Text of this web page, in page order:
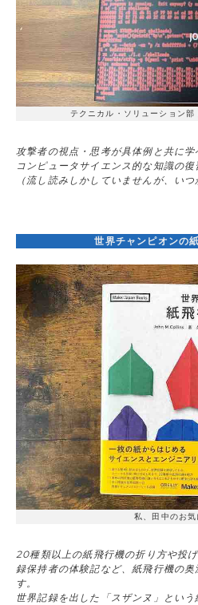
テクニカル・ソリューション部
攻撃者の視点・思考が具体例と共に学
コンピュータサイエンス的な知識の復
（流し読みしかしていませんが、いつ
世界チャンピオンの
私、田中のお気
20種類以上の紙飛行機の折り方や投
録保持者の体験記など、紙飛行機の
す。
世界記録を出した「スザンヌ」とい